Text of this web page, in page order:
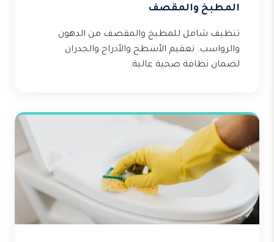
المطبخ والمقصف
تنظيف شامل للمطبخ والمقصف من الدهون
والرواسب. تعقيم الأسطح والأدراج والجدران
لضمان نظافة صحية عالية.